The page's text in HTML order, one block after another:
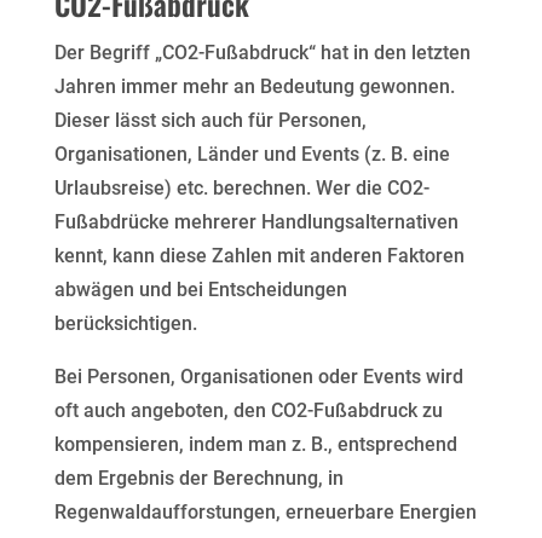
Der Begriff „CO2-Fußabdruck“ hat in den letzten
Jahren immer mehr an Bedeutung gewonnen.
Dieser lässt sich auch für Personen,
Organisationen, Länder und Events (z. B. eine
Urlaubsreise) etc. berechnen. Wer die CO2-
Fußabdrücke mehrerer Handlungsalternativen
kennt, kann diese Zahlen mit anderen Faktoren
abwägen und bei Entscheidungen
berücksichtigen.
Bei Personen, Organisationen oder Events wird
oft auch angeboten, den CO2-Fußabdruck zu
kompensieren, indem man z. B., entsprechend
dem Ergebnis der Berechnung, in
Regenwaldaufforstungen, erneuerbare Energien